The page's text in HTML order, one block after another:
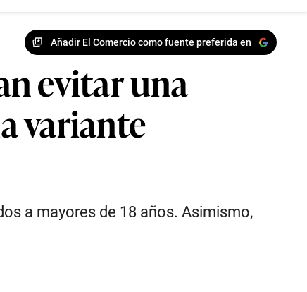
Añadir El Comercio como fuente preferida en
evitar una
variante
a mayores de 18 años. Asimismo,